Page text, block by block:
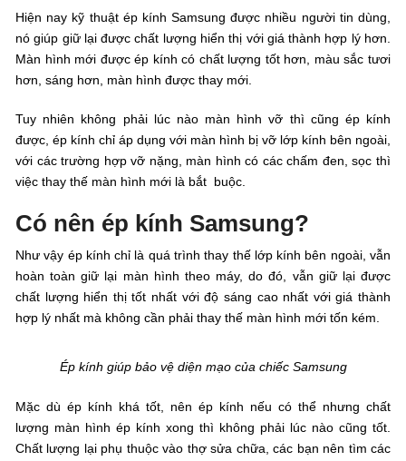
Hiện nay kỹ thuật ép kính Samsung được nhiều người tin dùng,
nó giúp giữ lại được chất lượng hiển thị với giá thành hợp lý hơn.
Màn hình mới được ép kính có chất lượng tốt hơn, màu sắc tươi
hơn, sáng hơn, màn hình được thay mới.
Tuy nhiên không phải lúc nào màn hình vỡ thì cũng ép kính
được, ép kính chỉ áp dụng với màn hình bị vỡ lớp kính bên ngoài,
với các trường hợp vỡ nặng, màn hình có các chấm đen, sọc thì
việc thay thế màn hình mới là bắt buộc.
Có nên ép kính Samsung?
Như vậy ép kính chỉ là quá trình thay thế lớp kính bên ngoài, vẫn
hoàn toàn giữ lại màn hình theo máy, do đó, vẫn giữ lại được
chất lượng hiển thị tốt nhất với độ sáng cao nhất với giá thành
hợp lý nhất mà không cần phải thay thế màn hình mới tốn kém.
Ép kính giúp bảo vệ diện mạo của chiếc Samsung
Mặc dù ép kính khá tốt, nên ép kính nếu có thể nhưng chất
lượng màn hình ép kính xong thì không phải lúc nào cũng tốt.
Chất lượng lại phụ thuộc vào thợ sửa chữa, các bạn nên tìm các